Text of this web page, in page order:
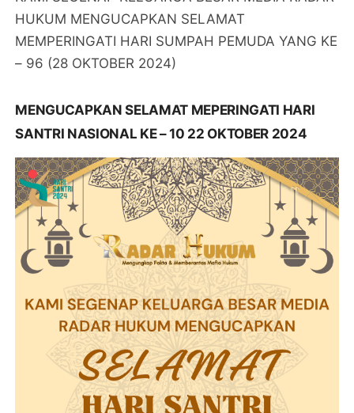
HUKUM MENGUCAPKAN SELAMAT
MEMPERINGATI HARI SUMPAH PEMUDA YANG KE
– 96 (28 OKTOBER 2024)
MENGUCAPKAN SELAMAT MEPERINGATI HARI
SANTRI NASIONAL KE – 10 22 OKTOBER 2024